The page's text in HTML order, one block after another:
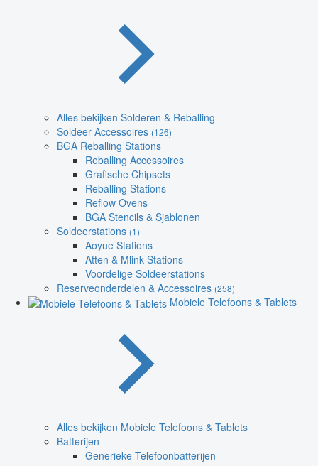
Alles bekijken Solderen & Reballing
Soldeer Accessoires (126)
BGA Reballing Stations
Reballing Accessoires
Grafische Chipsets
Reballing Stations
Reflow Ovens
BGA Stencils & Sjablonen
Soldeerstations (1)
Aoyue Stations
Atten & Mlink Stations
Voordelige Soldeerstations
Reserveonderdelen & Accessoires (258)
Mobiele Telefoons & Tablets
Alles bekijken Mobiele Telefoons & Tablets
Batterijen
Generieke Telefoonbatterijen